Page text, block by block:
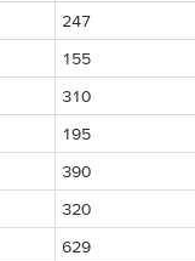
247
155
310
195
390
320
629